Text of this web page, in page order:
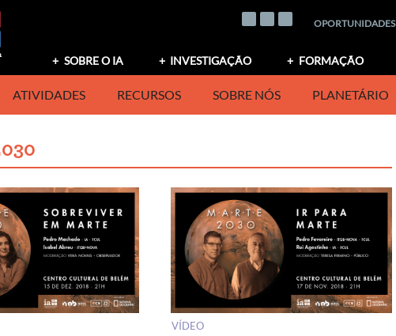
OPORTUNIDADES
SOBRE O IA INVESTIGAÇÃO FORMAÇÃO
ATIVIDADES RECURSOS SOBRE NÓS PLANETÁRIO
VÍDEO